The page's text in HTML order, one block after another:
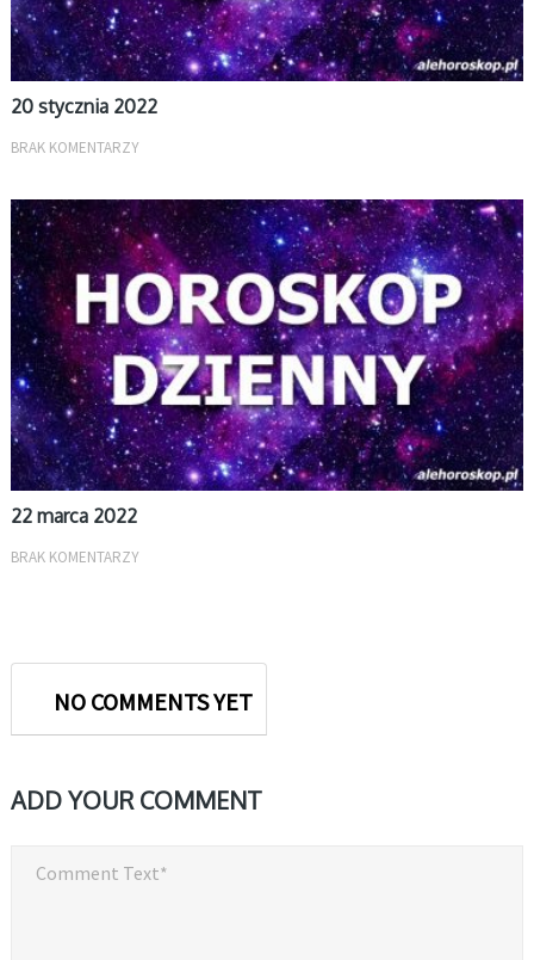
20 stycznia 2022
BRAK KOMENTARZY
DZIENNY
22 marca 2022
BRAK KOMENTARZY
NO COMMENTS YET
ADD YOUR COMMENT